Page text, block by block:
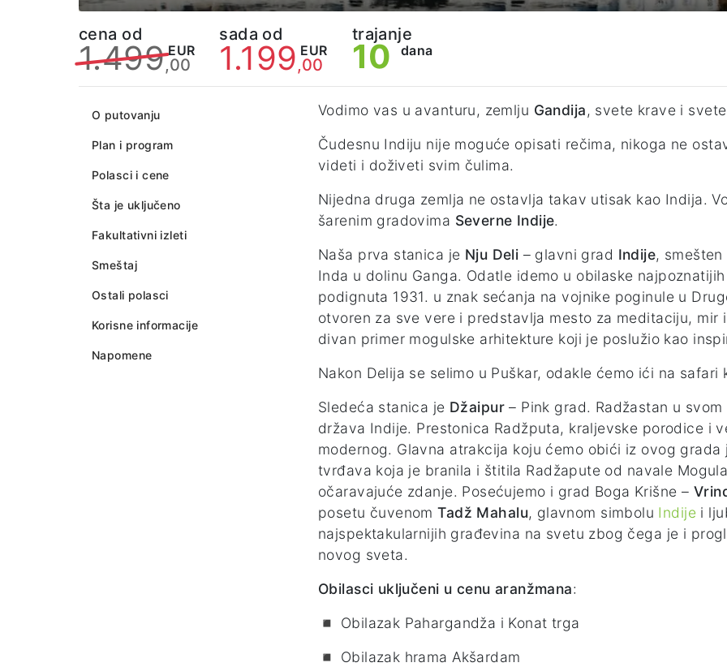
cena od
1.499 EUR
,00
sada od
1.199 EUR
,00
trajanje
10 dana
O putovanju
Plan i program
Polasci i cene
Šta je uključeno
Fakultativni izleti
Smeštaj
Ostali polasci
Korisne informacije
Napomene
Vodimo vas u avanturu, zemlju Gandija, svete krave i
Čudesnu Indiju nije moguće opisati rečima, nikoga ne
videti i doživeti svim čulima.
Nijedna druga zemlja ne ostavlja takav utisak kao Indija.
šarenim gradovima Severne Indije.
Naša prva stanica je Nju Deli – glavni grad Indije,
Inda u dolinu Ganga. Odatle idemo u obilaske
podignuta 1931. u znak sećanja na vojnike poginule u
otvoren za sve vere i predstavlja mesto za meditaciju, mir
divan primer mogulske arhitekture koji je poslužio kao
Nakon Delija se selimo u Puškar, odakle ćemo ići na safari
Sledeća stanica je Džaipur– Pink grad. Radžastan u
država Indije. Prestonica Radžputa, kraljevske porodice i
modernog. Glavna atrakcija koju ćemo obići iz ovog
tvrđava koja je branila i štitila Radžapute od navale
očaravajuće zdanje. Posećujemo i grad Boga Krišne –
posetu čuvenomTadž Mahalu, glavnom simbolu Indije i
najspektakularnijih građevina na svetu zbog čega je i
novog sveta.
Obilasci uključeni u cenu aranžmana:
◾ Obilazak Pahargandža i Konat trga
◾ Obilazak hrama Akšardam